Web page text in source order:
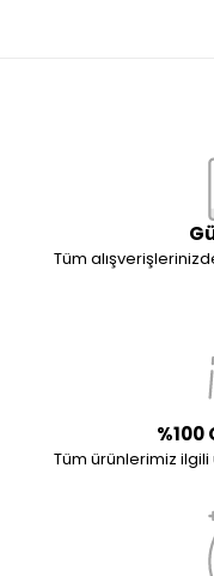
Tüm
%100
Tüm ürünlerimiz ilgili